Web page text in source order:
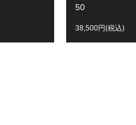
50
38,500円(税込)